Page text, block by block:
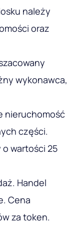
należy
oraz
wykonawca,
nieruchomość
części.
wartości 25
Handel
Cena
za token.